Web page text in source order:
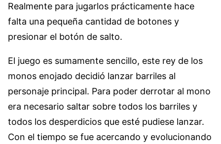
Realmente para jugarlos prácticamente hace
falta una pequeña cantidad de botones y
presionar el botón de salto.
El juego es sumamente sencillo, este rey de los
monos enojado decidió lanzar barriles al
personaje principal. Para poder derrotar al mono
era necesario saltar sobre todos los barriles y
todos los desperdicios que esté pudiese lanzar.
Con el tiempo se fue acercando y evolucionando